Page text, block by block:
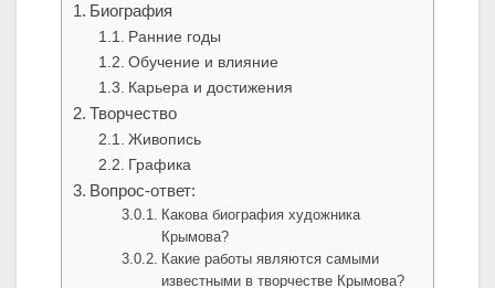
Биография
Ранние годы
Обучение и влияние
Карьера и достижения
Творчество
Живопись
Графика
Вопрос-ответ:
Какова биография художника
Крымова?
Какие работы являются самыми
известными в творчестве Крымова?